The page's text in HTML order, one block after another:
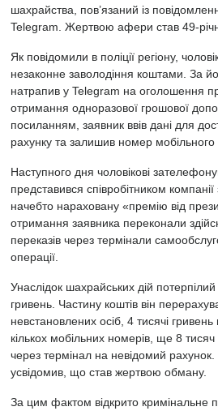
шахрайства, пов’язаний із
Telegram. Жертвою афери став 49-
Як повідомили в поліції регіону,
незаконне заволодіння коштами. За
натрапив у Telegram на оголошення
отримання одноразової грошової
посиланням, заявник ввів дані для
рахунку та залишив номер
Наступного дня чоловікові
представився співробітником
начебто нараховану «премію від
отримання заявника переконали
переказів через термінали
операції.
Унаслідок шахрайських дій потерпілий
гривень. Частину коштів він
невстановлених осіб, 4 тисячі
кількох мобільних номерів, ще 8
через термінал на невідомий
усвідомив, що став жертвою обману.
За цим фактом відкрито кримінальне